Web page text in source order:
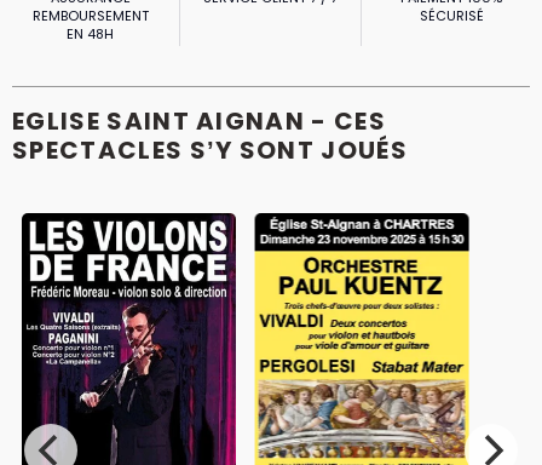
REMBOURSEMENT
EN 48H
SÉCURISÉ
EGLISE SAINT AIGNAN - CES
SPECTACLES S’Y SONT JOUÉS